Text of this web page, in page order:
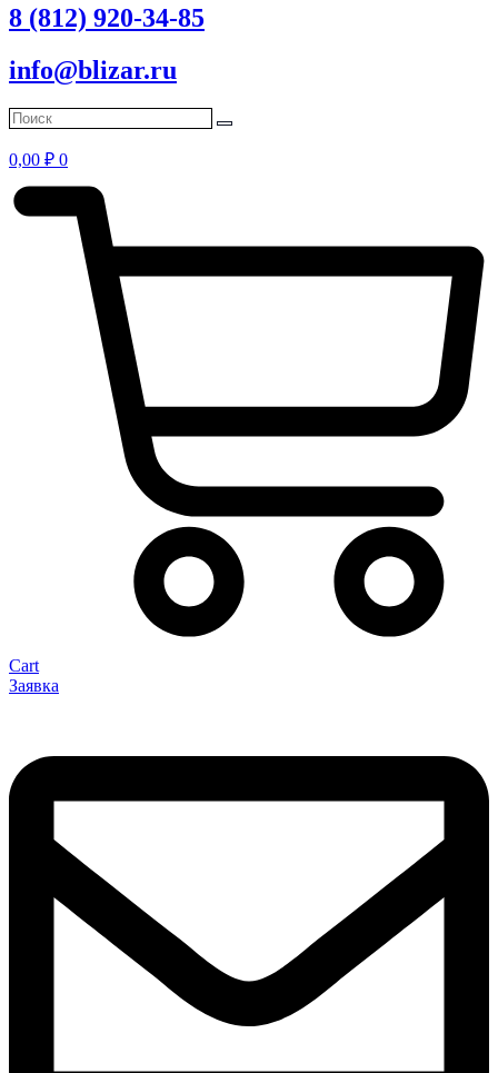
8 (812) 920-34-85
info@blizar.ru
0,00 ₽ 0
Cart
Заявка